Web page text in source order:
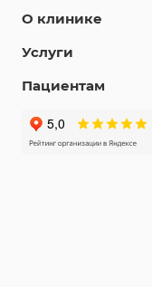
О клинике
Услуги
Пациентам